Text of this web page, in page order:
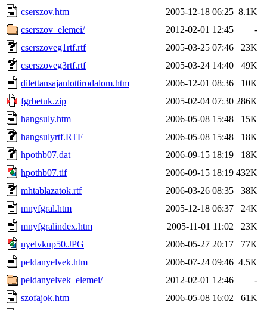
cserszov.htm
2005-12-18 06:25 8.1K
cserszov_elemei/
2012-02-01 12:45
-
cserszoveg1rtf.rtf
2005-03-25 07:46
23K
cserszoveg3rtf.rtf
2005-03-24 14:40
49K
dilettansajanlottirodalom.htm
2006-12-01 08:36
10K
fgrbetuk.zip
2005-02-04 07:30 286K
hangsuly.htm
2006-05-08 15:48
15K
hangsulyrtf.RTF
2006-05-08 15:48
18K
hpothb07.dat
2006-09-15 18:19
18K
hpothb07.tif
2006-09-15 18:19 432K
mhtablazatok.rtf
2006-03-26 08:35
38K
mnyfgral.htm
2005-12-18 06:37
24K
mnyfgralindex.htm
2005-11-01 11:02
23K
nyelvkup50.JPG
2006-05-27 20:17
77K
peldanyelvek.htm
2006-07-24 09:46 4.5K
peldanyelvek_elemei/
2012-02-01 12:46
-
szofajok.htm
2006-05-08 16:02 61K